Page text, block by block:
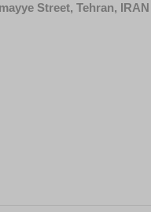
Street, Tehran, IRAN